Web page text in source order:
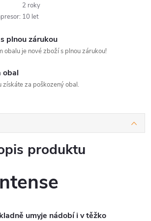
2 roky
: 10 let
plnou zárukou
obalu je nové zboží s plnou zárukou!
obal
získáte za poškozený obal.
produktu
umyje nádobí i v těžko